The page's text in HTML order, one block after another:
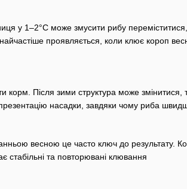
у 1–2°C може змусити рибу
проявляється, коли клює короп
Після зими структура може змінитися,
насадки, завдяки чому риба
весною це часто ключ до результату.
та повторювані клювання